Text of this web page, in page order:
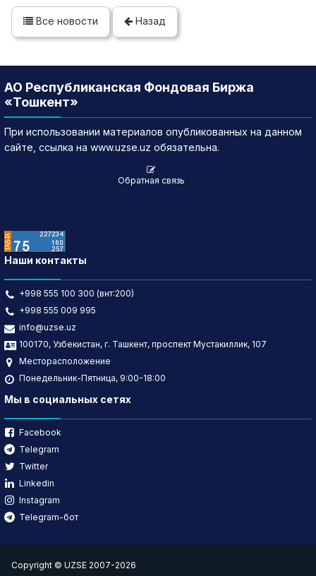
Все новости Назад
АО Республиканская Фондовая Биржа
«Тошкент»
При использовании материалов опубликованных на данном
сайте, ссылка на www.uzse.uz обязательна.
Обратная связь
Наши контакты
+998 555 100 300 (внт:200)
+998 555 009 995
info@uzse.uz
100170, Узбекистан, г. Ташкент, проспект Мустакиллик, 107
Месторасположение
Понедельник-Пятница, 9:00-18:00
Мы в социальных сетях
Facebook
Telegram
Twitter
Linkedin
Instagram
Telegram-бот
Copyright © UZSE 2007-2026